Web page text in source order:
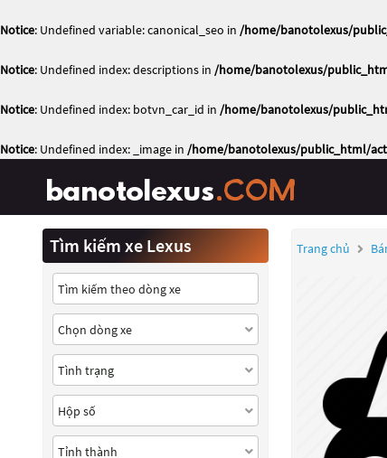
Notice: Undefined variable: canonical_seo in /home/banotolexus/
Notice: Undefined index: descriptions in /home/banotolexus/
Notice: Undefined index: botvn_car_id in /home/banotolexus/
Notice: Undefined index: _image in /home/banotolexus/public_html/
Trang chủ
Tìm kiếm xe Lexus